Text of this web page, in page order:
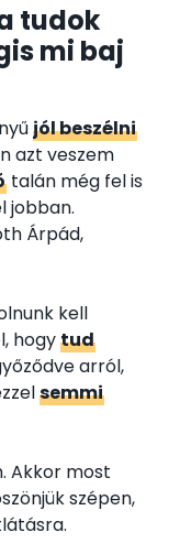
tudok
mi baj
jól beszélni
azt veszem
talán még fel is
jobban.
Árpád,
kell
hogytud
arról,
semmi
Akkor most
szépen,